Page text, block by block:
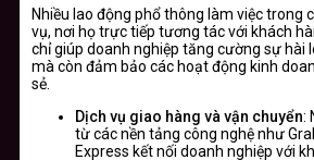
Nhiều lao động phổ thông làm việc trong
vụ, nơi họ trực tiếp tương tác với khách
chỉ giúp doanh nghiệp tăng cường sự hài
mà còn đảm bảo các hoạt động kinh
sẻ.
Dịch vụ giao hàng và vận chuyển:
từ các nền tảng công nghệ như
Express kết nối doanh nghiệp với